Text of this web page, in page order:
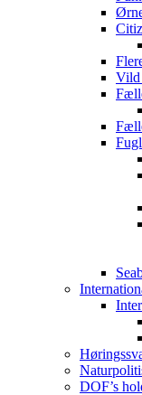
Vild
DOF’s